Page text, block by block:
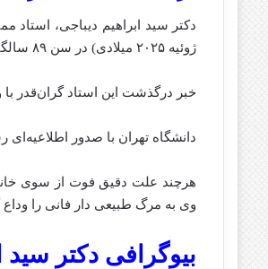
ژوئیه ۲۰۲۵ میلادی) در سن ۸۹ سالگی چشم از جهان فروبست.
خبر درگذشت این استاد گران‌قدر
دانشگاه تهران با صدور
هرچند علت دقیق فوت از سوی
وی به مرگ طبیعی دار فانی را وداع
بیوگرافی دکتر سید